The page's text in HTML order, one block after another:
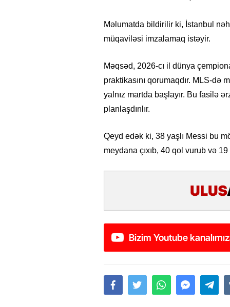
Məlumatda bildirilir ki, İstanbul
müqaviləsi imzalamaq istəyir.
Məqsəd, 2026-cı il dünya
praktikasını qorumaqdır. MLS-də
yalnız martda başlayır. Bu fasilə
planlaşdırılır.
Qeyd edək ki, 38 yaşlı Messi bu
meydana çıxıb, 40 qol vurub və
Bizim Youtube